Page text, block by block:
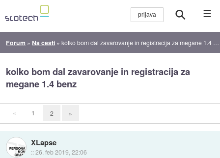
☰
Forum » Na cesti »kolko bom dal zavarovanje in registracija za megane 1.4 benz
kolko bom dal zavarovanje in registracija za
megane 1.4 benz
« 1 2 »
XLapse
::26. feb 2019, 22:06